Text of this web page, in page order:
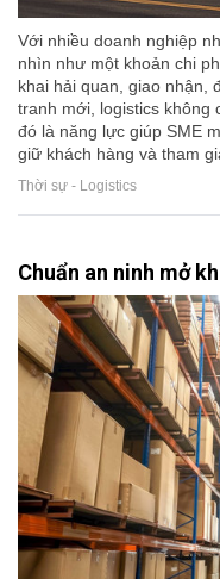
Với nhiều doanh nghiệp
nhìn như một khoản chi
khai hải quan, giao nhận,
tranh mới, logistics không
đó là năng lực giúp SME
giữ khách hàng và tham
Thời sự - Logistics
Chuẩn an ninh mở